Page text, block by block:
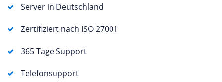
Server in Deutschland
Zertifiziert nach ISO 27001
365 Tage Support
Telefonsupport